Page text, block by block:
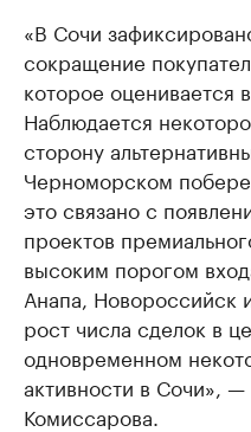
«В Сочи
сокращение
которое оценивается
Наблюдается
сторону
Черноморском
это связано с
проектов
высоким порогом
Анапа, Новороссийск
рост числа сделок в
одновременном
активности в Сочи», —
Комиссарова.